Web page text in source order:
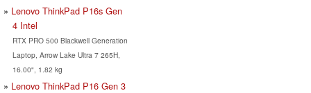
Lenovo ThinkPad P16s Gen
4 Intel
RTX PRO 500 Blackwell Generation
Laptop, Arrow Lake Ultra 7 265H,
16.00", 1.82 kg
Lenovo ThinkPad P16 Gen 3